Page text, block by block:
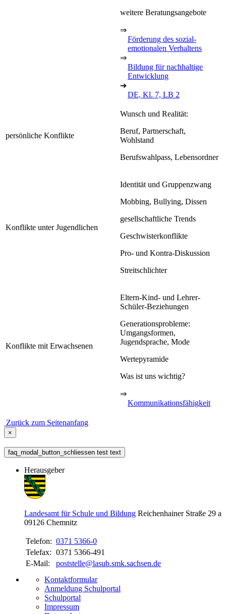
weitere Beratungsangebote
⇒
Förderung des sozial-
emotionalen Verhaltens
⇒
Bildung für nachhaltige
Entwicklung
➔
DE, Kl. 7, LB 2
persönliche Konflikte
Wunsch und Realität:
Beruf, Partnerschaft,
Wohlstand
Berufswahlpass, Lebensordner
Konflikte unter Jugendlichen
Identität und Gruppenzwang
Mobbing, Bullying, Dissen
gesellschaftliche Trends
Geschwisterkonflikte
Pro- und Kontra-Diskussion
Streitschlichter
Konflikte mit Erwachsenen
Eltern-Kind- und Lehrer-
Schüler-Beziehungen
Generationsprobleme:
Umgangsformen,
Jugendsprache, Mode
Wertepyramide
Was ist uns wichtig?
⇒
Kommunikationsfähigkeit
Zurück zum Seitenanfang
×
faq_modal_button_schliessen test text
Herausgeber
Landesamt für Schule und Bildung Reichenhainer Straße 29 a
09126 Chemnitz
Telefon: 0371 5366-0
Telefax: 0371 5366-491
E-Mail:
poststelle@lasub.smk.sachsen.de
Kontaktformular
Anmeldung Schulportal
Schulportal
Impressum